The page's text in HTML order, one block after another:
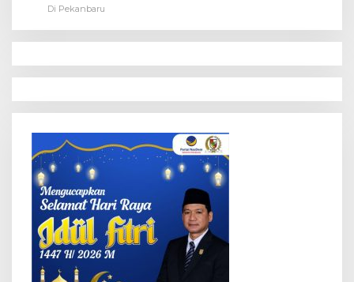
Riau dan Kepri
Di Pekanbaru